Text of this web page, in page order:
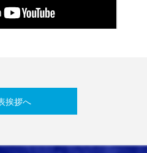
挨拶へ